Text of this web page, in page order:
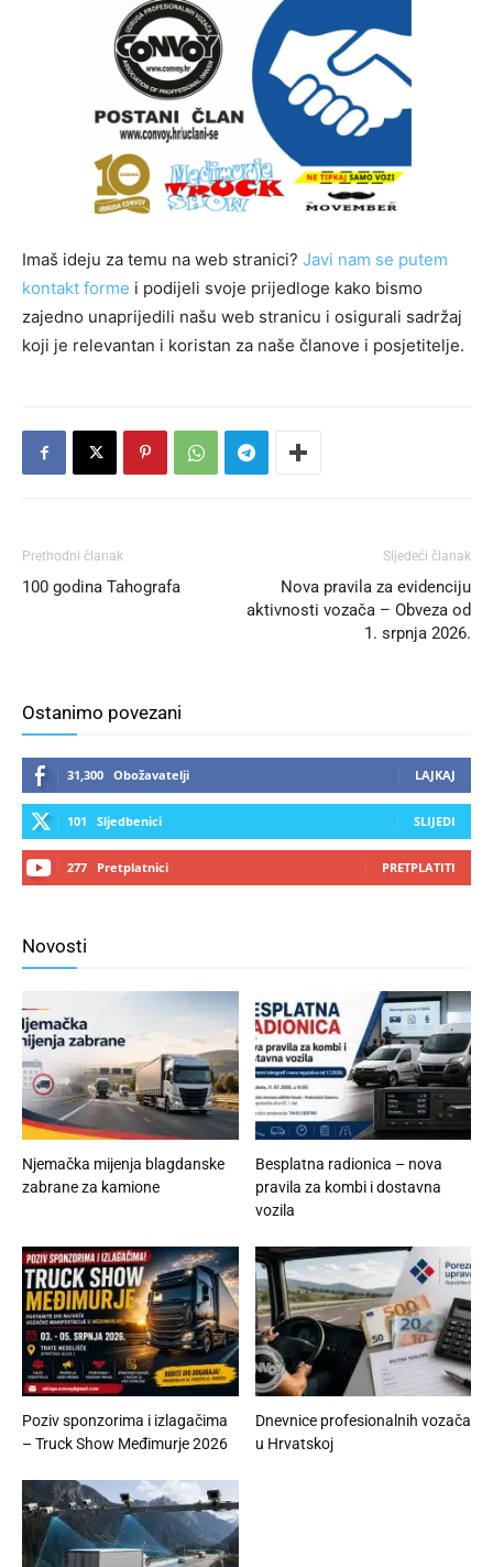
Imaš ideju za temu na web stranici? Javi nam se putem
kontakt forme i podijeli svoje prijedloge kako bismo
zajedno unaprijedili našu web stranicu i osigurali sadržaj
koji je relevantan i koristan za naše članove i posjetitelje.
Prethodni članak
100 godina Tahografa
Sljedeći članak
Nova pravila za evidenciju
aktivnosti vozača – Obveza od
1. srpnja 2026.
Ostanimo povezani
31,300 Obožavatelji LAJKAJ
101 Sljedbenici SLIJEDI
277 Pretplatnici PRETPLATITI
Novosti
Njemačka mijenja blagdanske
zabrane za kamione
Besplatna radionica – nova
pravila za kombi i dostavna
vozila
Poziv sponzorima i izlagačima
– Truck Show Međimurje 2026
Dnevnice profesionalnih vozača
u Hrvatskoj